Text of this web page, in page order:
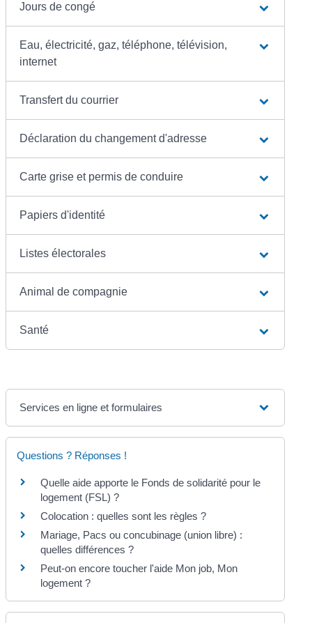
Jours de congé
Eau, électricité, gaz, téléphone, télévision,
internet
Transfert du courrier
Déclaration du changement d'adresse
Carte grise et permis de conduire
Papiers d'identité
Listes électorales
Animal de compagnie
Santé
Services en ligne et formulaires
Questions ? Réponses !
Quelle aide apporte le Fonds de solidarité pour le
logement (FSL) ?
Colocation : quelles sont les règles ?
Mariage, Pacs ou concubinage (union libre) :
quelles différences ?
Peut-on encore toucher l'aide Mon job, Mon
logement ?